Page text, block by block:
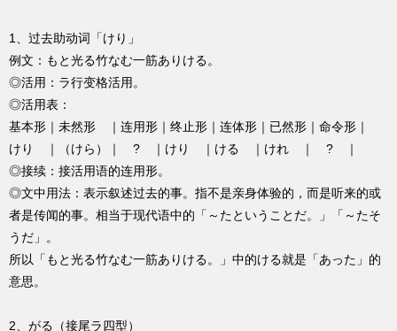
1、过去助动词「けり」
例文：もと光る竹なむ一筋ありける。
◎活用：ラ行变格活用。
◎活用表：
基本形｜未然形 ｜连用形｜终止形｜连体形｜已然形｜命令形｜
けり ｜（けら）｜ ? ｜けり ｜ける ｜けれ ｜ ? ｜
◎接续：接活用语的连用形。
◎文中用法：表示叙述过去的事。指不是亲身体验的，而是听来的或
者是传闻的事。相当于现代语中的「～たということだ。」「～たそ
うだ」。
所以「もと光る竹なむ一筋ありける。」中的ける就是「あった」的
意思。
2、がる（接尾ラ四型）